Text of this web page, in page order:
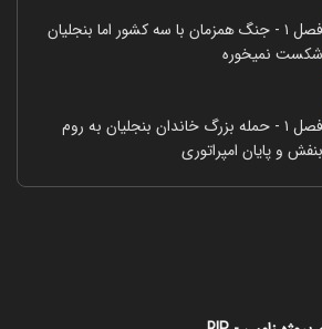
فصل ۱ - جنگ همزمان با سه کشور اما بنجلیان
شکست نمیخوره
فصل ۱ - حمله بزرگ خاندان بنجلیان به روم
بنفش و پایان امپراتوری